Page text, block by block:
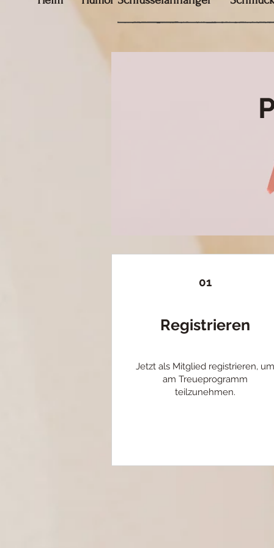
01
Registrieren
Jetzt als Mitglied registrieren, um
am Treueprogramm
teilzunehmen.